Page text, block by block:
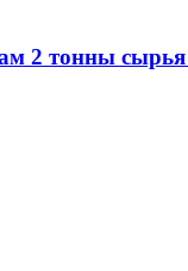
2 тонны